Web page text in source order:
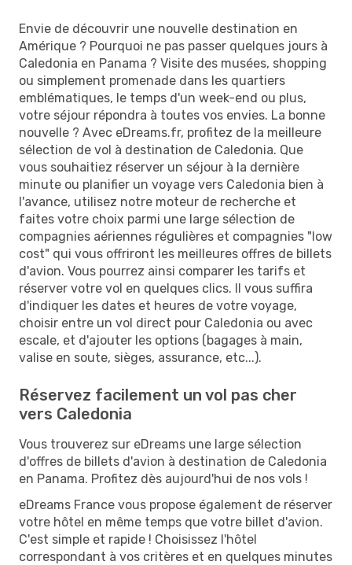
Envie de découvrir une nouvelle destination en
Amérique ? Pourquoi ne pas passer quelques jours à
Caledonia en Panama ? Visite des musées, shopping
ou simplement promenade dans les quartiers
emblématiques, le temps d'un week-end ou plus,
votre séjour répondra à toutes vos envies. La bonne
nouvelle ? Avec eDreams.fr, profitez de la meilleure
sélection de vol à destination de Caledonia. Que
vous souhaitiez réserver un séjour à la dernière
minute ou planifier un voyage vers Caledonia bien à
l'avance, utilisez notre moteur de recherche et
faites votre choix parmi une large sélection de
compagnies aériennes régulières et compagnies "low
cost" qui vous offriront les meilleures offres de billets
d'avion. Vous pourrez ainsi comparer les tarifs et
réserver votre vol en quelques clics. Il vous suffira
d'indiquer les dates et heures de votre voyage,
choisir entre un vol direct pour Caledonia ou avec
escale, et d'ajouter les options (bagages à main,
valise en soute, sièges, assurance, etc...).
Réservez facilement un vol pas cher
vers Caledonia
Vous trouverez sur eDreams une large sélection
d'offres de billets d'avion à destination de Caledonia
en Panama. Profitez dès aujourd'hui de nos vols !
eDreams France vous propose également de réserver
votre hôtel en même temps que votre billet d'avion.
C'est simple et rapide ! Choisissez l'hôtel
correspondant à vos critères et en quelques minutes